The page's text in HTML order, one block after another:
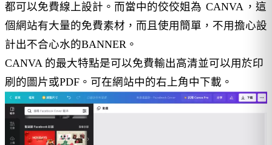
都可以免費線上設計。而當中的佼佼姐為 CANVA ，這
個網站有大量的免費素材，而且使用簡單，不用擔心設
計出不合心水的BANNER。
CANVA 的最大特點是可以免費輸出高清並可以用於印
刷的圖片或PDF。可在網站中的右上角中下載。